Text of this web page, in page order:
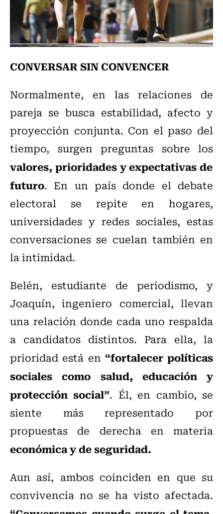
CONVERSAR SIN CONVENCER
Normalmente, en las relaciones de
pareja se busca estabilidad, afecto y
proyección conjunta. Con el paso del
tiempo, surgen preguntas sobre los
valores, prioridades y expectativas de
futuro. En un país donde el debate
electoral se repite en hogares,
universidades y redes sociales, estas
conversaciones se cuelan también en
la intimidad.
Belén, estudiante de periodismo, y
Joaquín, ingeniero comercial, llevan
una relación donde cada uno respalda
a candidatos distintos. Para ella, la
prioridad está en “fortalecer políticas
sociales como salud, educación y
protección social”. Él, en cambio, se
siente más representado por
propuestas de derecha en materia
económica y de seguridad.
Aun así, ambos coinciden en que su
convivencia no se ha visto afectada.